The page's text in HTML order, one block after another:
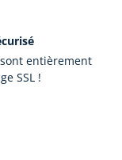
entièrement
SSL !